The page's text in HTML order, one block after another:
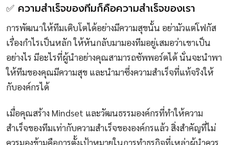
✅ ความสำเร็จของทีมก็คือความสำเร็จของเรา
การพัฒนาให้ทีมเติบโตได้อย่างมีความสุขนั้น อย่ามัวแต่โฟกัส
เรื่องกำไรเป็นหลัก ให้หันกลับมามองทีมอยู่เสมอว่าเขาเป็น
อย่างไร มีอะไรที่ผู้นำอย่างคุณสามารถซัพพอร์ตได้ นั่นจะนำพา
ให้ทีมของคุณมีความสุข และนำมาซึ่งความสำเร็จที่แท้จริงให้
กับองค์กรได้
เมื่อคุณสร้าง Mindset และวัฒนธรรมองค์กรที่ทำให้ความ
สำเร็จของทีมเท่ากับความสำเร็จขององค์กรแล้ว สิ่งสำคัญที่ไม่
ควรมองข้ามคือการตั้งเป้าหมายในการทำธุรกิจที่เหล่าผู้นำควร